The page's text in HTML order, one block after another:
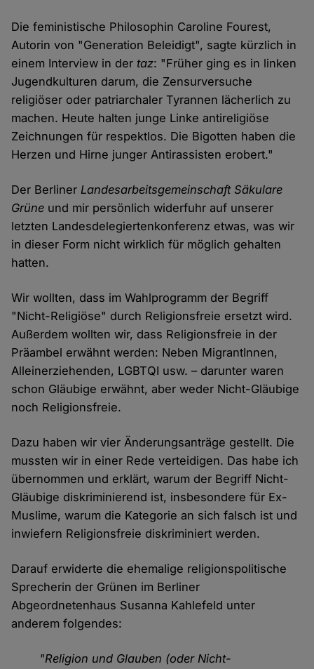
Die feministische Philosophin Caroline Fourest,
Autorin von "Generation Beleidigt", sagte kürzlich in
einem Interview in der taz: "Früher ging es in linken
Jugendkulturen darum, die Zensurversuche
religiöser oder patriarchaler Tyrannen lächerlich zu
machen. Heute halten junge Linke antireligiöse
Zeichnungen für respektlos. Die Bigotten haben die
Herzen und Hirne junger Antirassisten erobert."
Der Berliner Landesarbeitsgemeinschaft Säkulare
Grüne und mir persönlich widerfuhr auf unserer
letzten Landesdelegiertenkonferenz etwas, was wir
in dieser Form nicht wirklich für möglich gehalten
hatten.
Wir wollten, dass im Wahlprogramm der Begriff
"Nicht-Religiöse" durch Religionsfreie ersetzt wird.
Außerdem wollten wir, dass Religionsfreie in der
Präambel erwähnt werden: Neben MigrantInnen,
Alleinerziehenden, LGBTQI usw. – darunter waren
schon Gläubige erwähnt, aber weder Nicht-Gläubige
noch Religionsfreie.
Dazu haben wir vier Änderungsanträge gestellt. Die
mussten wir in einer Rede verteidigen. Das habe ich
übernommen und erklärt, warum der Begriff Nicht-
Gläubige diskriminierend ist, insbesondere für Ex-
Muslime, warum die Kategorie an sich falsch ist und
inwiefern Religionsfreie diskriminiert werden.
Darauf erwiderte die ehemalige religionspolitische
Sprecherin der Grünen im Berliner
Abgeordnetenhaus Susanna Kahlefeld unter
anderem folgendes:
"Religion und Glauben (oder Nicht-